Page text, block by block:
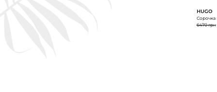
HUGO
Сорочка
6470 грн